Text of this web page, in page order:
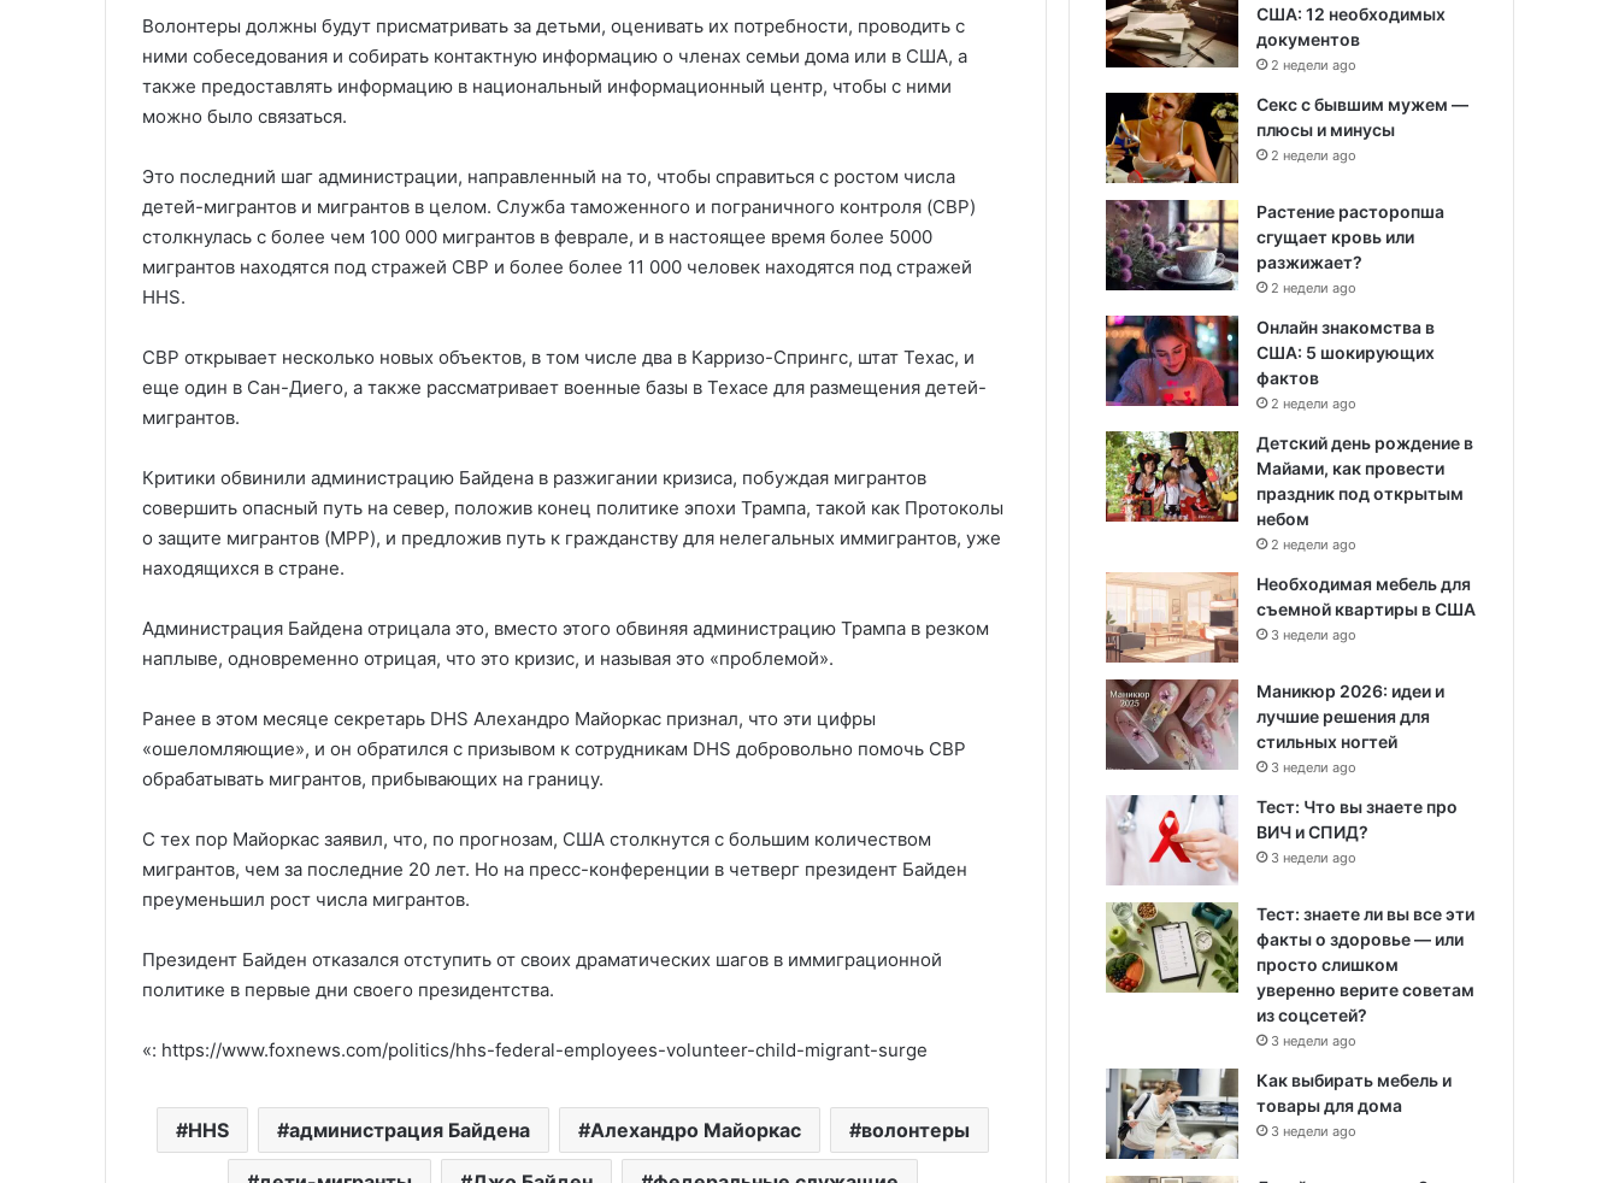
Волонтеры должны будут присматривать за детьми, оценивать их потребности, проводить с
ними собеседования и собирать контактную информацию о членах семьи дома или в США, а
также предоставлять информацию в национальный информационный центр, чтобы с ними
можно было связаться.
Это последний шаг администрации, направленный на то, чтобы справиться с ростом числа
детей-мигрантов и мигрантов в целом. Служба таможенного и пограничного контроля (CBP)
столкнулась с более чем 100 000 мигрантов в феврале, и в настоящее время более 5000
мигрантов находятся под стражей CBP и более более 11 000 человек находятся под стражей
HHS.
CBP открывает несколько новых объектов, в том числе два в Карризо-Спрингс, штат Техас, и
еще один в Сан-Диего, а также рассматривает военные базы в Техасе для размещения детей-
мигрантов.
Критики обвинили администрацию Байдена в разжигании кризиса, побуждая мигрантов
совершить опасный путь на север, положив конец политике эпохи Трампа, такой как Протоколы
о защите мигрантов (MPP), и предложив путь к гражданству для нелегальных иммигрантов, уже
находящихся в стране.
Администрация Байдена отрицала это, вместо этого обвиняя администрацию Трампа в резком
наплыве, одновременно отрицая, что это кризис, и называя это «проблемой».
Ранее в этом месяце секретарь DHS Алехандро Майоркас признал, что эти цифры
«ошеломляющие», и он обратился с призывом к сотрудникам DHS добровольно помочь CBP
обрабатывать мигрантов, прибывающих на границу.
С тех пор Майоркас заявил, что, по прогнозам, США столкнутся с большим количеством
мигрантов, чем за последние 20 лет. Но на пресс-конференции в четверг президент Байден
преуменьшил рост числа мигрантов.
Президент Байден отказался отступить от своих драматических шагов в иммиграционной
политике в первые дни своего президентства.
«: https://www.foxnews.com/politics/hhs-federal-employees-volunteer-child-migrant-surge
HHS администрация Байдена Алехандро Майоркас волонтеры
Удивительные факты о Флориде
Пляжный домик в Северной
Каролине, где Билл Гейтс и его
США: 12 необходимых
документов
2 недели ago
Секс с бывшим мужем —
плюсы и минусы
2 недели ago
Растение расторопша
сгущает кровь или
разжижает?
2 недели ago
Онлайн знакомства в
США: 5 шокирующих
фактов
2 недели ago
Детский день рождение в
Майами, как провести
праздник под открытым
небом
2 недели ago
Необходимая мебель для
съемной квартиры в США
3 недели ago
Маникюр 2026: идеи и
лучшие решения для
стильных ногтей
3 недели ago
Тест: Что вы знаете про
ВИЧ и СПИД?
3 недели ago
Тест: знаете ли вы все эти
факты о здоровье — или
просто слишком
уверенно верите советам
из соцсетей?
3 недели ago
Как выбирать мебель и
товары для дома
3 недели ago